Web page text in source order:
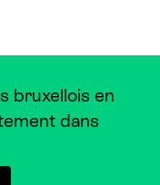
bruxellois en
dans